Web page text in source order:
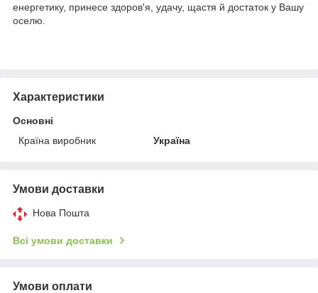
енергетику, принесе здоров'я, удачу, щастя й достаток у Вашу
оселю.
Характеристики
Основні
Країна виробник
Україна
Умови доставки
Нова Пошта
Всі умови доставки
Умови оплати